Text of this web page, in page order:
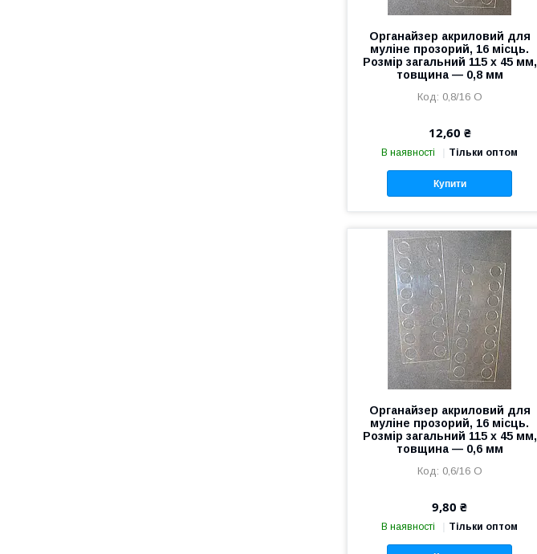
Органайзер акриловий для
муліне прозорий, 16 місць.
Розмір загальний 115 х 45 мм,
товщина — 0,8 мм
0,8/16 О
12,60 ₴
В наявності Тільки оптом
Купити
Органайзер акриловий для
муліне прозорий, 16 місць.
Розмір загальний 115 х 45 мм,
товщина — 0,6 мм
0,6/16 О
9,80 ₴
В наявності Тільки оптом